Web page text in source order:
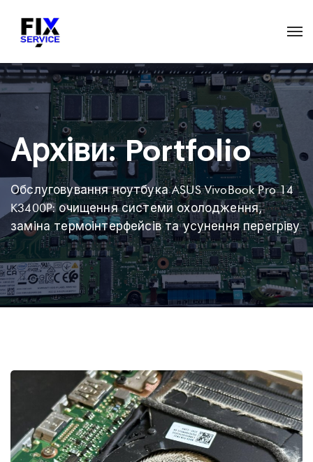
Архіви:Portfolio
Обслуговування ноутбука ASUS VivoBook Pro 14
K3400P: очищення системи охолодження,
заміна термоінтерфейсів та усунення перегріву